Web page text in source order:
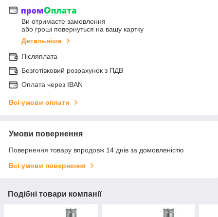
Ви отримаєте замовлення
або гроші повернуться на вашу картку
Детальніше
Післяплата
Безготівковий розрахунок з ПДВ
Оплата через IBAN
Всі умови оплати
Умови повернення
Повернення товару впродовж 14 днів за домовленістю
Всі умови повернення
Подібні товари компанії